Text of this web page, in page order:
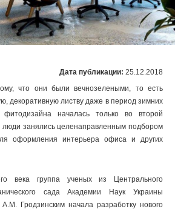
Дата публикации: 25.12.2018
что они были вечнозелеными, то есть
декоративную листву даже в период зимних
началась только во второй
люди занялись целенаправленным подбором
оформления интерьера офиса и других
века группа ученых из Центрального
сада Академии Наук Украины
Гродзинским начала разработку нового